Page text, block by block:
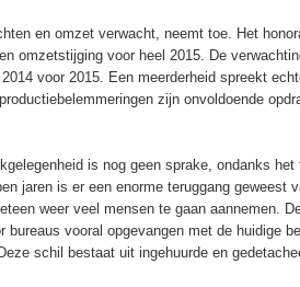
en omzet verwacht, neemt toe. Het
omzetstijging voor heel 2015. De
voor 2015. Een meerderheid spreekt
zijn onvoldoende
is nog geen sprake, ondanks
jaren is er een enorme teruggang geweest
weer veel mensen te gaan aannemen.
bureaus vooral opgevangen met de huidige
schil bestaat uit ingehuurde en